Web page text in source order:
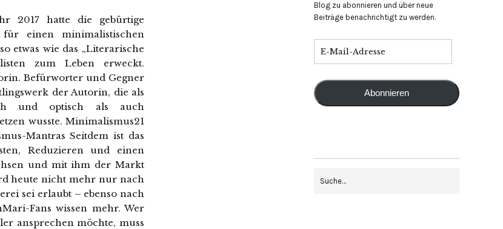
2017 hatte die gebürtige
einen minimalistischen
etwas wie das „Literarische
zum Leben erweckt.
Befürworter und Gegner
der Autorin, die als
und optisch als auch
wusste. Minimalismus21
Mantras Seitdem ist das
Reduzieren und einen
und mit ihm der Markt
heute nicht mehr nur nach
sei erlaubt – ebenso nach
Fans wissen mehr. Wer
ansprechen möchte, muss
Blog zu abonnieren und über neue
Beiträge benachrichtigt zu werden.
Abonnieren